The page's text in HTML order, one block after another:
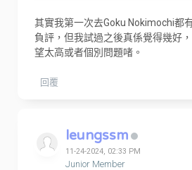
其實我第一次去Goku Nokimochi都
負評，但我試過之後真係覺得幾好
望太高或者個別問題啫。
回覆
leungssm
11-24-2024, 02:33 PM
Junior Member